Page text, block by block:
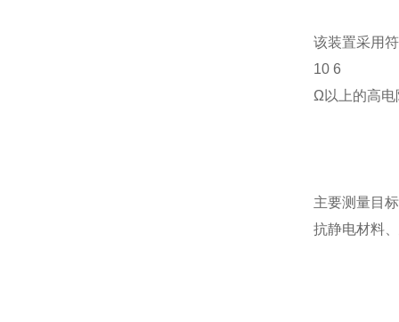
该装置采用
10 6
Ω以上的高电
主要测量目标
抗静电材料